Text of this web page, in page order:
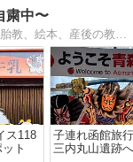
粛中〜
ス118
ト
子連れ函館旅
三内丸山遺跡